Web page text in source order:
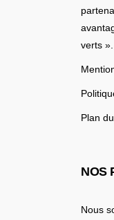
verts ».
Plan
NOS
Nous